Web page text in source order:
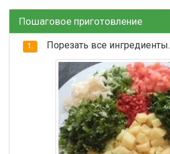
Пошаговое приготовление
1. Порезать все ингредиенты.